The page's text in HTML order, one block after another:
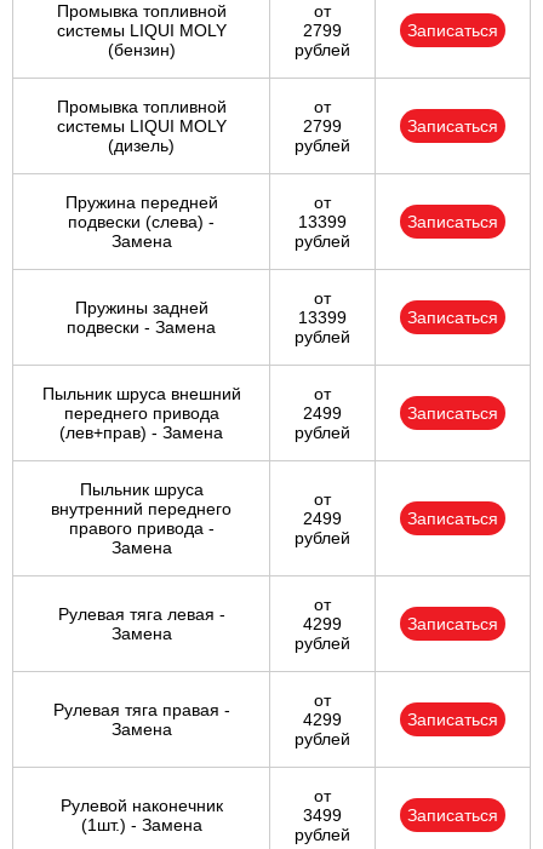
Промывка топливной
системы LIQUI MOLY
(бензин)
от
2799
рублей
Записаться
Промывка топливной
системы LIQUI MOLY
(дизель)
от
2799
рублей
Записаться
Пружина передней
подвески (слева) -
Замена
от
13399
рублей
Записаться
Пружины задней
подвески - Замена
от
13399
рублей
Записаться
Пыльник шруса внешний
переднего привода
(лев+прав) - Замена
от
2499
рублей
Записаться
Пыльник шруса
внутренний переднего
правого привода -
Замена
от
2499
рублей
Записаться
Рулевая тяга левая -
Замена
от
4299
рублей
Записаться
Рулевая тяга правая -
Замена
от
4299
рублей
Записаться
Рулевой наконечник
(1шт.) - Замена
от
3499
рублей
Записаться